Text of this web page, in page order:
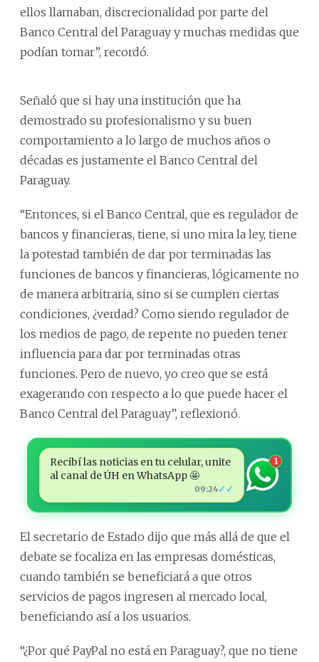
ellos llamaban, discrecionalidad por parte del
Banco Central del Paraguay y muchas medidas que
podían tomar”, recordó.
Señaló que si hay una institución que ha
demostrado su profesionalismo y su buen
comportamiento a lo largo de muchos años o
décadas es justamente el Banco Central del
Paraguay.
“Entonces, si el Banco Central, que es regulador de
bancos y financieras, tiene, si uno mira la ley, tiene
la potestad también de dar por terminadas las
funciones de bancos y financieras, lógicamente no
de manera arbitraria, sino si se cumplen ciertas
condiciones, ¿verdad? Como siendo regulador de
los medios de pago, de repente no pueden tener
influencia para dar por terminadas otras
funciones. Pero de nuevo, yo creo que se está
exagerando con respecto a lo que puede hacer el
Banco Central del Paraguay”, reflexionó.
Recibí las noticias en tu celular, unite
al canal de ÚH en WhatsApp 🤩
09:24✓✓
1
El secretario de Estado dijo que más allá de que el
debate se focaliza en las empresas domésticas,
cuando también se beneficiará a que otros
servicios de pagos ingresen al mercado local,
beneficiando así a los usuarios.
“¿Por qué PayPal no está en Paraguay?, que no tiene